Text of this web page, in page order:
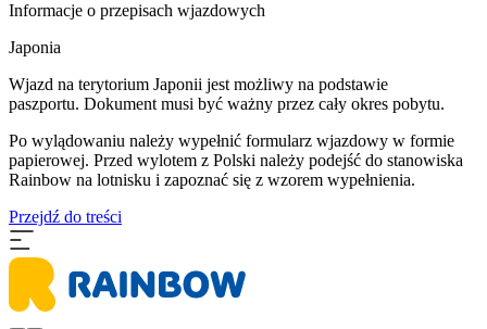
Informacje o przepisach wjazdowych
Japonia
​Wjazd na terytorium Japonii jest możliwy na podstawie
paszportu. Dokument musi być ważny przez cały okres pobytu.
Po wylądowaniu należy wypełnić formularz wjazdowy w formie
papierowej. Przed wylotem z Polski należy podejść do stanowiska
Rainbow na lotnisku i zapoznać się z wzorem wypełnienia.
Przejdź do treści